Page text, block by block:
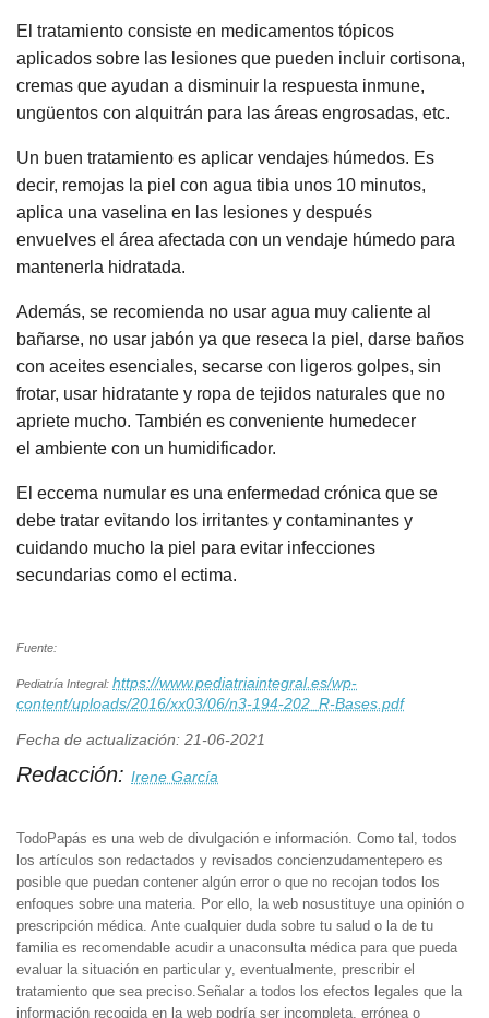
El tratamiento consiste en medicamentos tópicos
aplicados sobre las lesiones que pueden incluir cortisona,
cremas que ayudan a disminuir la respuesta inmune,
ungüentos con alquitrán para las áreas engrosadas, etc.
Un buen tratamiento es aplicar vendajes húmedos. Es
decir, remojas la piel con agua tibia unos 10 minutos,
aplica una vaselina en las lesiones y después
envuelves el área afectada con un vendaje húmedo para
mantenerla hidratada.
Además, se recomienda no usar agua muy caliente al
bañarse, no usar jabón ya que reseca la piel, darse baños
con aceites esenciales, secarse con ligeros golpes, sin
frotar, usar hidratante y ropa de tejidos naturales que no
apriete mucho. También es conveniente humedecer
el ambiente con un humidificador.
El eccema numular es una enfermedad crónica que se
debe tratar evitando los irritantes y contaminantes y
cuidando mucho la piel para evitar infecciones
secundarias como el ectima.
Fuente:
Pediatría Integral: https://www.pediatriaintegral.es/wp-
content/uploads/2016/xx03/06/n3-194-202_R-Bases.pdf
Fecha de actualización: 21-06-2021
Redacción: Irene García
TodoPapás es una web de divulgación e información. Como tal, todos
los artículos son redactados y revisados concienzudamentepero es
posible que puedan contener algún error o que no recojan todos los
enfoques sobre una materia. Por ello, la web nosustituye una opinión o
prescripción médica. Ante cualquier duda sobre tu salud o la de tu
familia es recomendable acudir a unaconsulta médica para que pueda
evaluar la situación en particular y, eventualmente, prescribir el
tratamiento que sea preciso.Señalar a todos los efectos legales que la
información recogida en la web podría ser incompleta, errónea o